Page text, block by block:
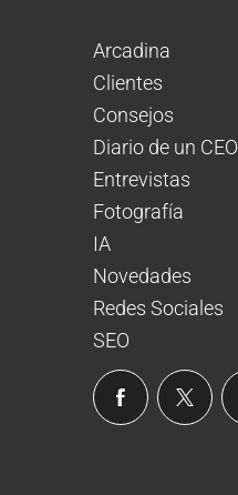
Arcadina
Clientes
Consejos
Diario de un CEO
Entrevistas
Fotografía
IA
Novedades
Redes Sociales
SEO